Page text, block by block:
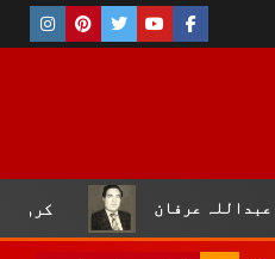
کروڑ لال عیسن :چوپال